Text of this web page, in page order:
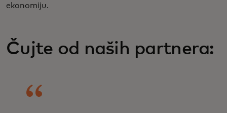
ekonomiju.
Čujte od naših partnera: